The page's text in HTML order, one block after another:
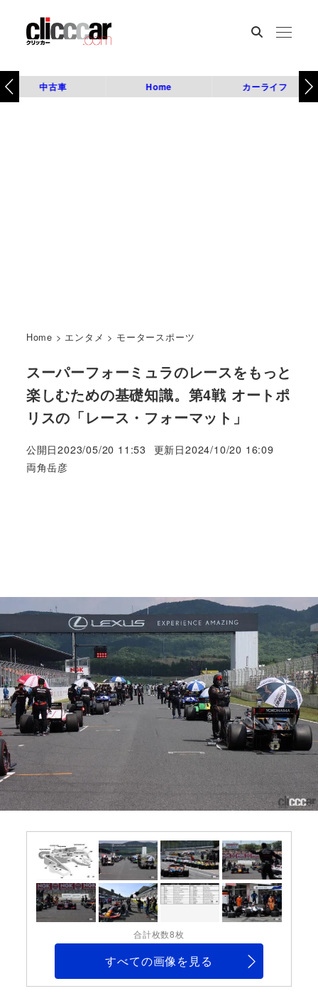
中古車 Home カーライフ
Home > エンタメ > モータースポーツ
スーパーフォーミュラのレースをもっと
楽しむための基礎知識。第4戦 オートポ
リスの「レース・フォーマット」
公開日2023/05/20 11:53 更新日2024/10/20 16:09
著
両角岳彦
合計枚数8枚
すべての画像を見る